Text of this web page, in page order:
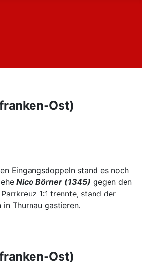
Ost)
Eingangsdoppeln stand es noch
Nico Börner (1345) gegen den
1:1 trennte, stand der
Thurnau gastieren.
Ost)